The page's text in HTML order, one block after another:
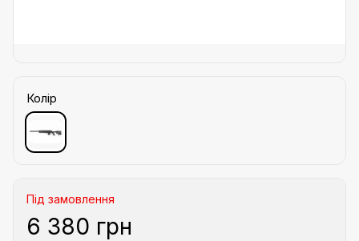
Колір
Під замовлення
6 380 грн